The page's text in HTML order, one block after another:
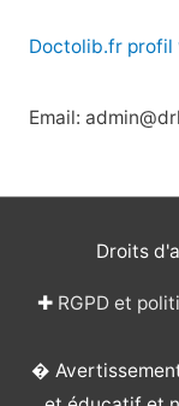
Doctolib.fr profil
Email:
Droits
✚ RGPD et
�